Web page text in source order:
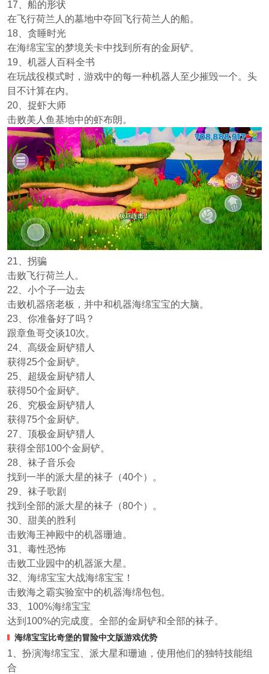
17、船的形状
在飞行荷兰人的墓地中夺回飞行荷兰人的船。
18、贪睡时光
在海绵宝宝的梦境关卡中找到所有的金厨铲。
19、机器人百科全书
在玩战役模式时，游戏中的每一种机器人至少摧毁一个。头
目不计算在内。
20、捉虾大师
击败美人鱼基地中的虾布朗。
21、拐骗
击败飞行荷兰人。
22、小个子一边去
击败机器痞老板，并中和机器海绵宝宝的大脑。
23、你准备好了吗？
跟章鱼哥交谈10次。
24、高级金厨铲猎人
获得25个金厨铲。
25、超级金厨铲猎人
获得50个金厨铲。
26、究极金厨铲猎人
获得75个金厨铲。
27、顶极金厨铲猎人
获得全部100个金厨铲。
28、袜子音乐会
找到一半的派大星的袜子（40个）。
29、袜子歌剧
找到全部的派大星的袜子（80个）。
30、甜美的胜利
击败海王神殿中的机器珊迪。
31、毒性恐怖
击败工业园中的机器派大星。
32、海绵宝宝大战海绵宝宝！
击败海之霸实验室中的机器海绵包包。
33、100%海绵宝宝
达到100%的完成度。全部的金厨铲和全部的袜子。
海绵宝宝比奇堡的冒险中文版游戏优势
1、扮演海绵宝宝、派大星和珊迪，使用他们的独特技能组
合